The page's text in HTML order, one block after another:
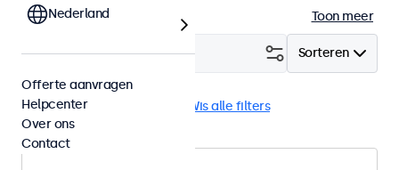
Toon meer
Sorteren
Filter (0)
High-brightness Wis alle filters
Nederland
Offerte aanvragen
Helpcenter
Over ons
Contact